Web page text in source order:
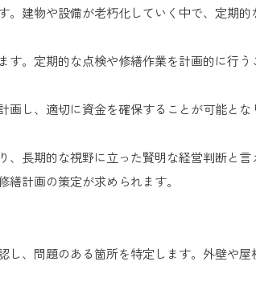
建物や設備が老朽化していく中で、定期
。定期的な点検や修繕作業を計画的に行
し、適切に資金を確保することが可能と
長期的な視野に立った賢明な経営判断と
計画の策定が求められます。
、問題のある箇所を特定します。外壁や